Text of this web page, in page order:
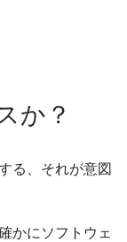
か？
る、それが意図
かにソフトウェ